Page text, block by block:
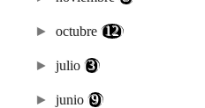
►octubre (12)
►julio(3)
►junio(9)